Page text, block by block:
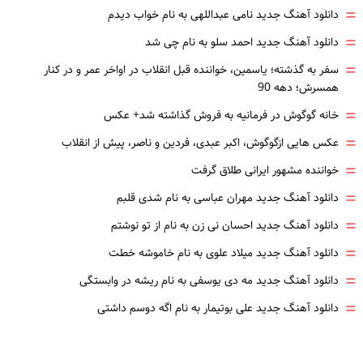
= دانلود آهنگ جدید نامی عبداللهی به نام خواب دیدم
= دانلود آهنگ جدید احمد سلو به نام چی شد
= سفر به گذشته؛ یاسمین، خواننده قبل انقلاب در اواخر عمر و در کنار
همسرش؛ دهه 90
= خانه گوگوش در فرمانیه به فروش گذاشته شد+ عکس
= عکس هایی ازگوگوش، اکبر عبدی، فردین و ناصر، پیش از انقلاب
= خواننده مشهور ایرانی طلاق گرفت
= دانلود آهنگ جدید مهران عباسی به نام شدی قلبم
= دانلود آهنگ جدید احسان نی زن به نام از تو نوشتم
= دانلود آهنگ جدید میلاد علوی به نام خاموشه خطت
= دانلود آهنگ جدید مه دی یوسفی به نام ریشه در وابستگی
= دانلود آهنگ جدید علی بوتیمار به نام اگه دوسم داشتی